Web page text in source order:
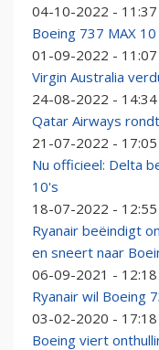
04-10-2022 - 11:37
Boeing 737 MAX
01-09-2022 - 11:07
Virgin Australia
24-08-2022 - 14:34
Qatar Airways
21-07-2022 - 17:05
Nu officieel: Delta
10's
18-07-2022 - 12:55
Ryanair beëindigt
en sneert naar
06-09-2021 - 12:18
Ryanair wil Boeing
03-02-2020 - 17:18
Boeing viert